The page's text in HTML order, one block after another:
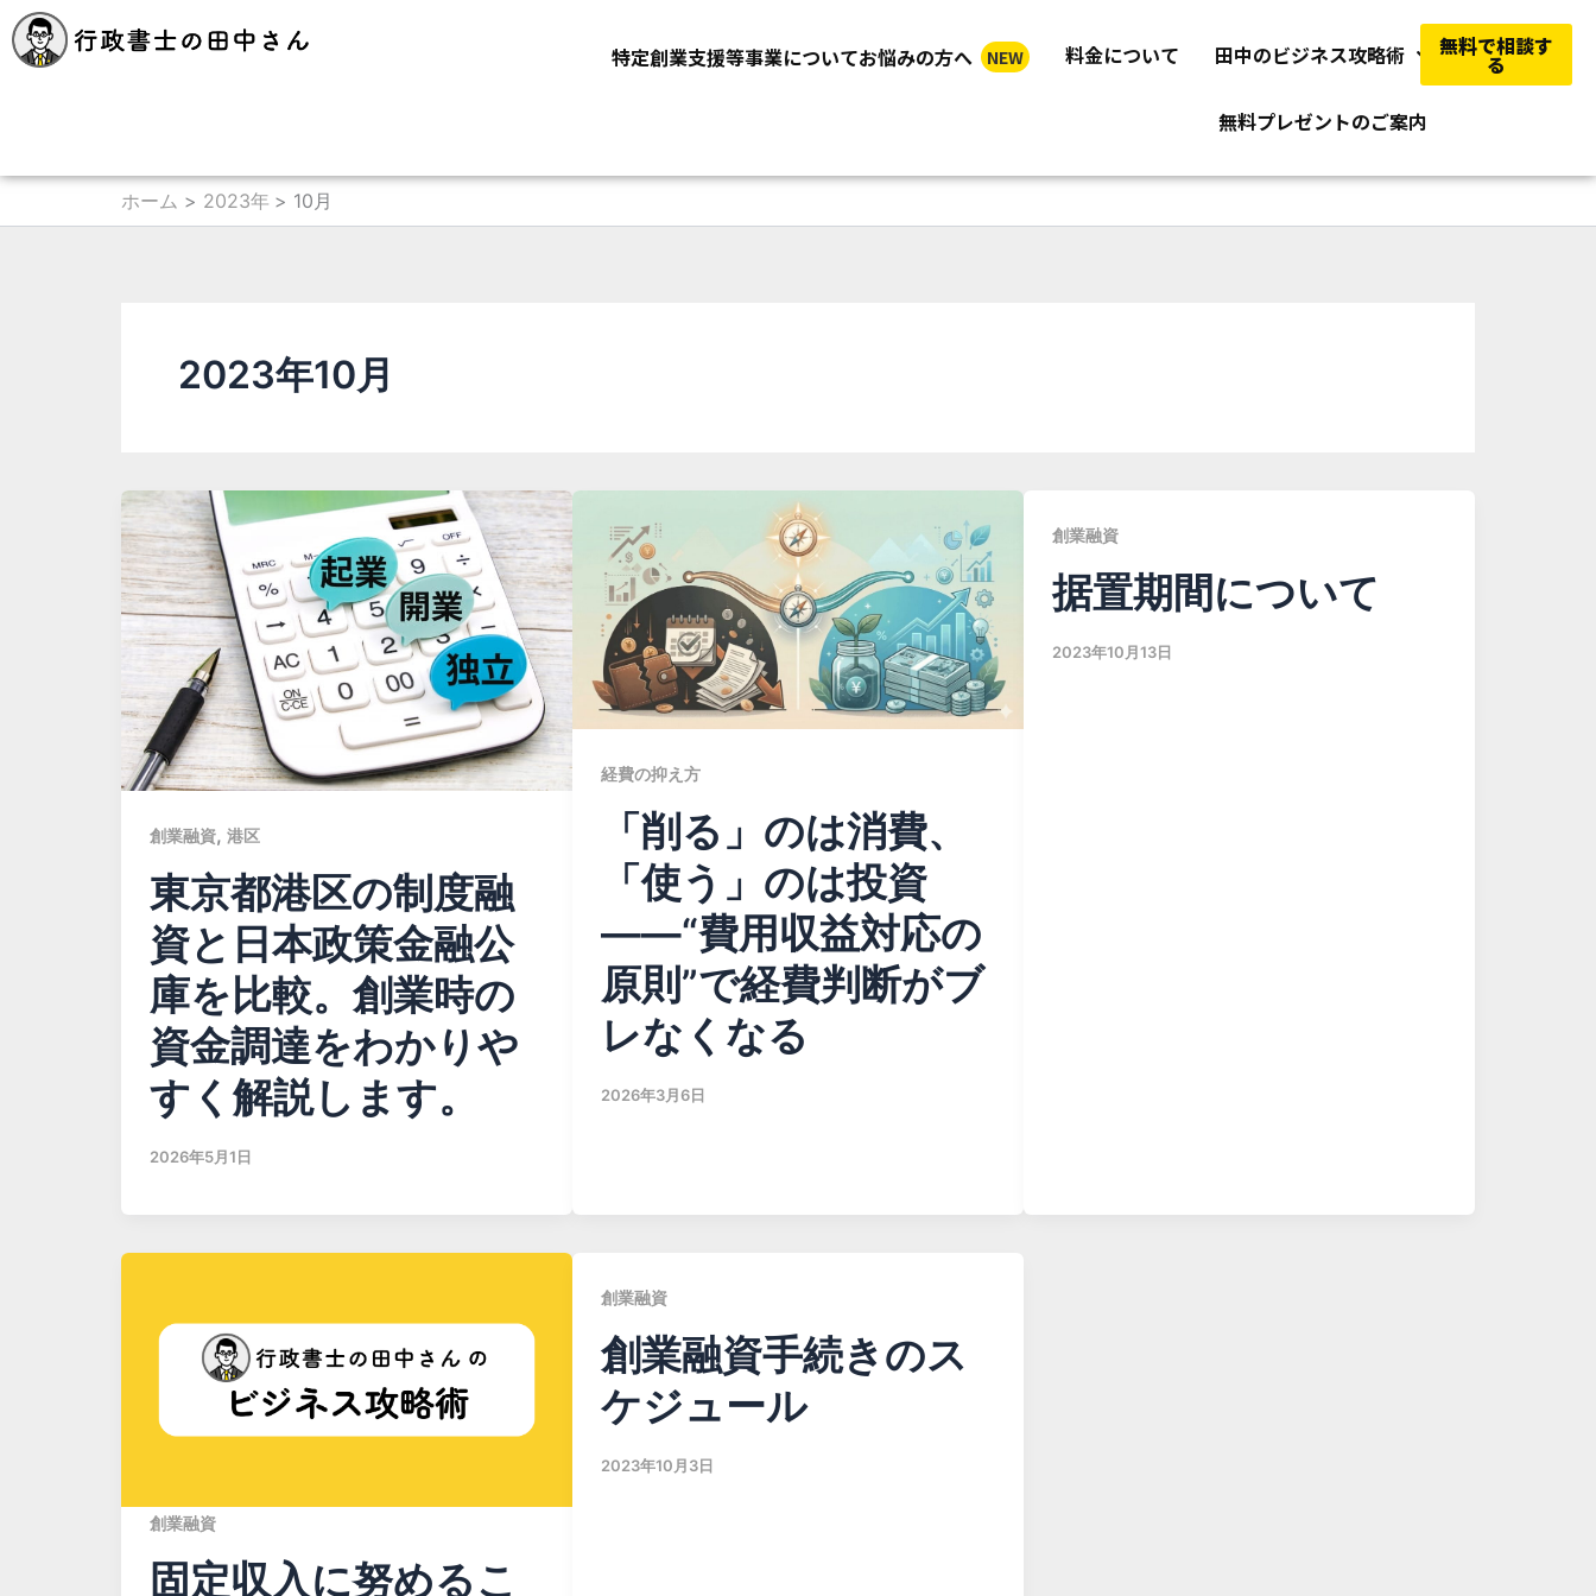
容
特定創業支援等事業についてお悩みの方へ NEW 料金について 田中のビジネス攻略術
無料プレゼントのご案内
無料で相談す
る
ホーム 2023年 10月
2023年10月
創業融資, 港区
東京都港区の制度融
資と日本政策金融公
庫を比較。創業時の
資金調達をわかりや
すく解説します。
2026年5月1日
経費の抑え方
「削る」のは消費、
「使う」のは投資
――“費用収益対応の
原則”で経費判断がブ
レなくなる
2026年3月6日
創業融資
据置期間について
2023年10月13日
創業融資
固定収入に努めるこ
創業融資
創業融資手続きのス
ケジュール
2023年10月3日